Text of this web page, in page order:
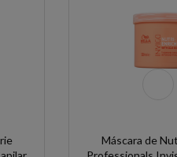
Máscara de